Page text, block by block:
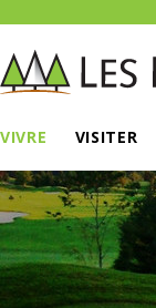
VIVRE VISITER